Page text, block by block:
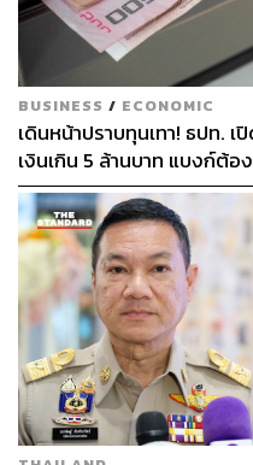
BUSINESS / ECONOMIC
เดินหน้าปราบทุนเทา! ธปท.
เงินเกิน 5 ล้านบาท แบงก์ต้